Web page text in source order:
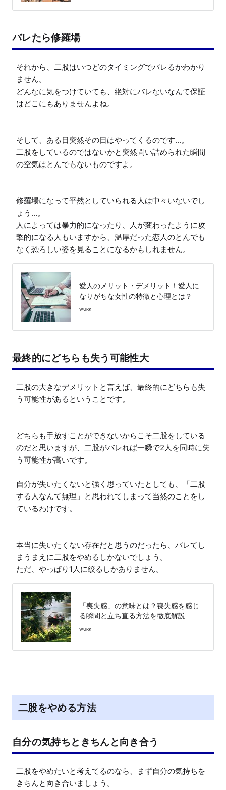
バレたら修羅場
それから、二股はいつどのタイミングでバレるかわかり
ません。
どんなに気をつけていても、絶対にバレないなんて保証
はどこにもありませんよね。
そして、ある日突然その日はやってくるのです...。
二股をしているのではないかと突然問い詰められた瞬間
の空気はとんでもないものですよ。
修羅場になって平然としていられる人は中々いないでし
ょう...。
人によっては暴力的になったり、人が変わったように攻
撃的になる人もいますから、温厚だった恋人のとんでも
なく恐ろしい姿を見ることになるかもしれません。
愛人のメリット・デメリット！愛人に
なりがちな女性の特徴と心理とは？
WURK
最終的にどちらも失う可能性大
二股の大きなデメリットと言えば、最終的にどちらも失
う可能性があるということです。
どちらも手放すことができないからこそ二股をしている
のだと思いますが、二股がバレれば一瞬で2人を同時に失
う可能性が高いです。
自分が失いたくないと強く思っていたとしても、「二股
する人なんて無理」と思われてしまって当然のことをし
ているわけです。
本当に失いたくない存在だと思うのだったら、バレてし
まうまえに二股をやめるしかないでしょう。
ただ、やっぱり1人に絞るしかありません。
「喪失感」の意味とは？喪失感を感じ
る瞬間と立ち直る方法を徹底解説
WURK
二股をやめる方法
自分の気持ちときちんと向き合う
二股をやめたいと考えてるのなら、まず自分の気持ちを
きちんと向き合いましょう。